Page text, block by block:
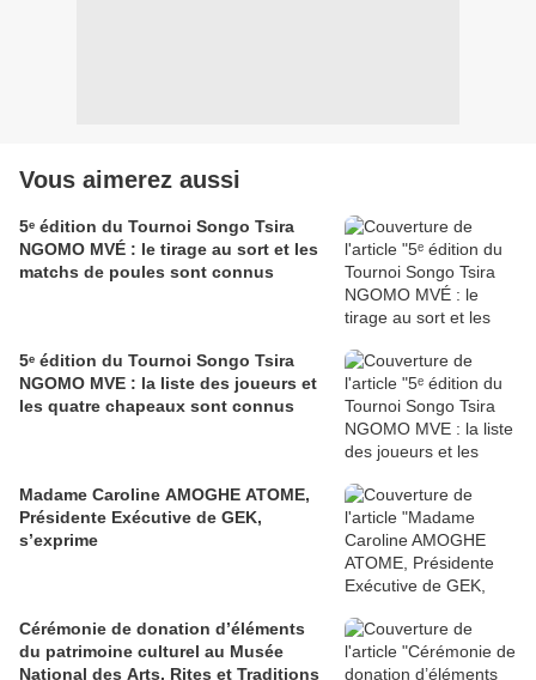
Vous aimerez aussi
5ᵉ édition du Tournoi Songo Tsira
NGOMO MVÉ : le tirage au sort et les
matchs de poules sont connus
5ᵉ édition du Tournoi Songo Tsira
NGOMO MVE : la liste des joueurs et
les quatre chapeaux sont connus
Madame Caroline AMOGHE ATOME,
Présidente Exécutive de GEK,
s’exprime
Cérémonie de donation d’éléments
du patrimoine culturel au Musée
National des Arts, Rites et Traditions